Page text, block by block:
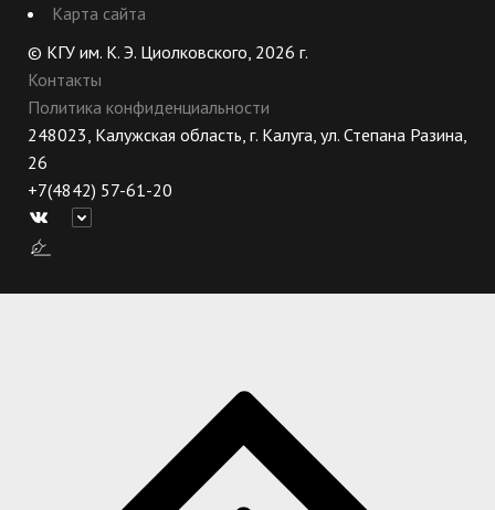
Карта сайта
© КГУ им. К. Э. Циолковского, 2026 г.
Контакты
Политика конфиденциальности
248023, Калужская область, г. Калуга, ул. Степана Разина,
26
+7(4842) 57-61-20